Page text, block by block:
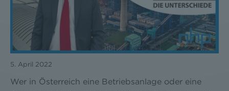
5. April 2022
Wer in Österreich eine Betriebsanlage oder eine